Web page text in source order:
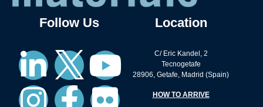
Follow Us Location
C/ Eric Kandel, 2
Tecnogetafe
28906, Getafe, Madrid (Spain)
HOW TO ARRIVE